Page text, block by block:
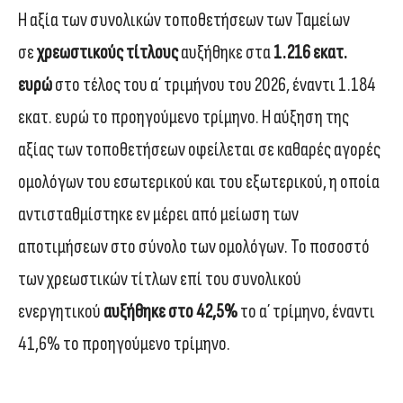
Η αξία των συνολικών τοποθετήσεων των Ταμείων
σεχρεωστικούς τίτλουςαυξήθηκε στα1.216 εκατ.
ευρώστο τέλος του α΄ τριμήνου του 2026, έναντι 1.184
εκατ. ευρώ το προηγούμενο τρίμηνο. Η αύξηση της
αξίας των τοποθετήσεων οφείλεται σε καθαρές αγορές
ομολόγων του εσωτερικού και του εξωτερικού, η οποία
αντισταθμίστηκε εν μέρει από μείωση των
αποτιμήσεων στο σύνολο των ομολόγων. Το ποσοστό
των χρεωστικών τίτλων επί του συνολικού
ενεργητικού αυξήθηκε στο 42,5%το α΄ τρίμηνο, έναντι
41,6% το προηγούμενο τρίμηνο.